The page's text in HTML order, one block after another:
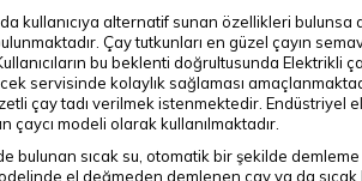
kullanıcıya alternatif sunan özellikleri bulunsa
Çay tutkunları en güzel çayın
bu beklenti doğrultusunda Elektrikli
servisinde kolaylık sağlaması
çay tadı verilmek istenmektedir. Endüstriyel
modeli olarak kullanılmaktadır.
sıcak su, otomatik bir şekilde demleme
el değmeden demlenen çay ya da sıcak